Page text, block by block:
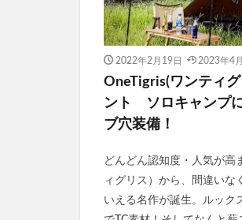
2022年2月19日 2023年4
OneTigris(ワンティ
ント ソロキャンプ
ブ穴装備！
どんどん認知度・人気が高
ィグリス）から、間違いな
いえる名作が誕生。ルック